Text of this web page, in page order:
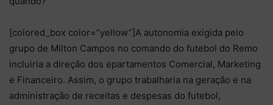
[colored_box color=”yellow”]A autonomia exigida pelo
grupo de Milton Campos no comando do futebol do Remo
incluiria a direção dos epartamentos Comercial, Marketing
e Financeiro. Assim, o grupo trabalharia na geração e na
administração de receitas e despesas do futebol,